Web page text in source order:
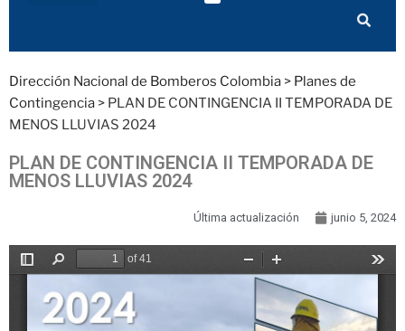
Dirección Nacional de Bomberos Colombia > Planes de
Contingencia > PLAN DE CONTINGENCIA II TEMPORADA DE
MENOS LLUVIAS 2024
PLAN DE CONTINGENCIA II TEMPORADA DE
MENOS LLUVIAS 2024
Última actualización junio 5, 2024